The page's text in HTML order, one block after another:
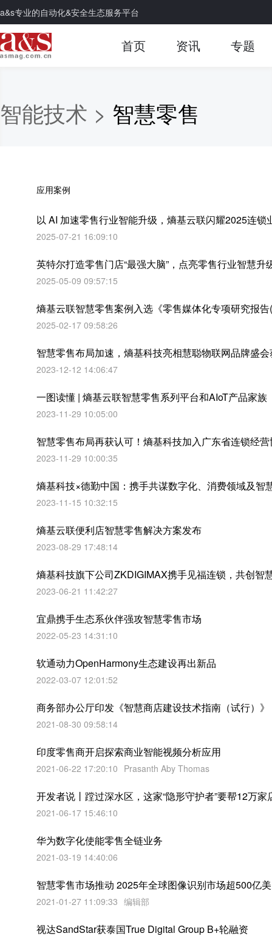
a&s专业的自动化&安全生态服务平台
首页 资讯 专题
智能技术 > 智慧零售
应用案例
以 AI 加速零售行业智能升级，熵基云联闪耀2025连锁
2025-07-21 16:09:10
英特尔打造零售门店“最强大脑”，点亮零售行业智慧升
2025-05-09 09:57:15
熵基云联智慧零售案例入选《零售媒体化专项研究报
2025-02-17 09:58:26
智慧零售布局加速，熵基科技亮相慧聪物联网品牌盛
2023-12-12 14:06:47
一图读懂 | 熵基云联智慧零售系列平台和AIoT产品家族
2023-11-29 10:05:00
智慧零售布局再获认可！熵基科技加入广东省连锁经
2023-11-29 10:00:35
熵基科技×德勤中国：携手共谋数字化、消费领域及智
2023-11-15 10:32:15
熵基云联便利店智慧零售解决方案发布
2023-08-29 17:48:14
熵基科技旗下公司ZKDIGIMAX携手见福连锁，共创智
2023-06-21 11:42:27
宜鼎携手生态系伙伴强攻智慧零售市场
2022-05-23 14:31:10
软通动力OpenHarmony生态建设再出新品
2022-03-07 12:01:52
商务部办公厅印发《智慧商店建设技术指南（试行）》
2021-08-30 09:58:14
印度零售商开启探索商业智能视频分析应用
2021-06-22 17:20:10 Prasanth Aby Thomas
开发者说丨蹚过深水区，这家“隐形守护者”要帮12万家
2021-06-17 15:46:10
华为数字化使能零售全链业务
2021-03-19 14:40:06
智慧零售市场推动 2025年全球图像识别市场超500亿
2021-01-27 11:09:33 编辑部
视达SandStar获泰国True Digital Group B+轮融资